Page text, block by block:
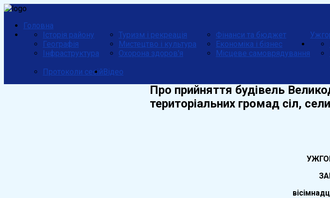
Головна
Історія району
Географія
Інфраструктура
Туризм і рекреація
Мистецтво і культура
Охорона здоров'я
Фінанси та бюджет
Економіка і бізнес
Місцеве самоврядування
Протоколи сесійВідео
Про прийняття будівель
територіальних громад сіл,